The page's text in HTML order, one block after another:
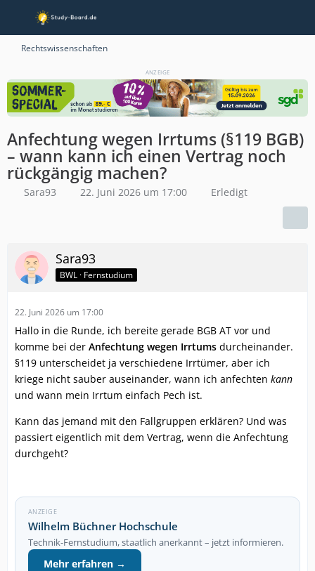
Rechtswissenschaften
ANZEIGE
Anfechtung wegen Irrtums (§119 BGB)
– wann kann ich einen Vertrag noch
rückgängig machen?
Sara93 22. Juni 2026 um 17:00 Erledigt
Sara93
BWL · Fernstudium
22. Juni 2026 um 17:00
Hallo in die Runde, ich bereite gerade BGB AT vor und
komme bei der Anfechtung wegen Irrtums durcheinander.
§119 unterscheidet ja verschiedene Irrtümer, aber ich
kriege nicht sauber auseinander, wann ich anfechten kann
und wann mein Irrtum einfach Pech ist.
Kann das jemand mit den Fallgruppen erklären? Und was
passiert eigentlich mit dem Vertrag, wenn die Anfechtung
durchgeht?
ANZEIGE
Wilhelm Büchner Hochschule
Technik-Fernstudium, staatlich anerkannt – jetzt informieren.
Mehr erfahren →